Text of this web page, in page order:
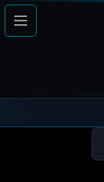
コ
ン
へ
ナ
ビ
ョ